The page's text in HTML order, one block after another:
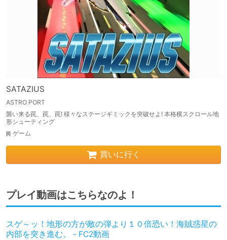
SATAZIUS
ASTRO PORT
襲い来る罠、罠、罠! 様々なステージギミックを突破せよ! 本格横スクロール地
形シューティング
ゲーム
買いに行く
プレイ動画はこちらなのよ！
スゲ～ッ！地形の方が敵の弾より１０倍恐い！海賊惑星の
内部を突き進む。 - FC2動画